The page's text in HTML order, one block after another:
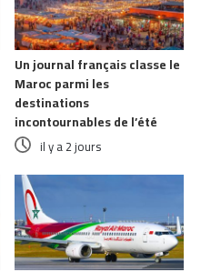
Un journal français classe le
Maroc parmi les
destinations
incontournables de l’été
il y a 2 jours